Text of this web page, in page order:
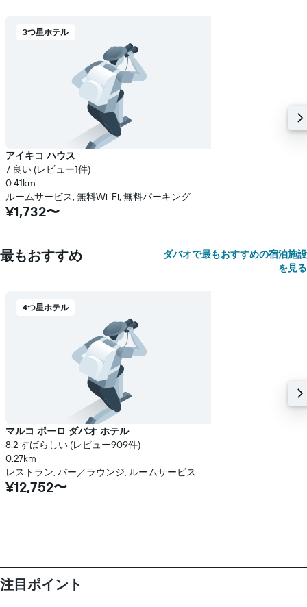
3つ星ホテル
アイキコ ハウス
7 良い (レビュー1件)
0.41km
ルームサービス, 無料Wi-Fi, 無料パーキング
¥1,732〜
最もおすすめ
ダバオで最もおすすめの宿泊施設
を見る
4つ星ホテル
マルコ ポーロ ダバオ ホテル
8.2 すばらしい (レビュー909件)
0.27km
レストラン, バー／ラウンジ, ルームサービス
¥12,752〜
注目ポイント